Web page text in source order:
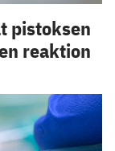
pistoksen
reaktion